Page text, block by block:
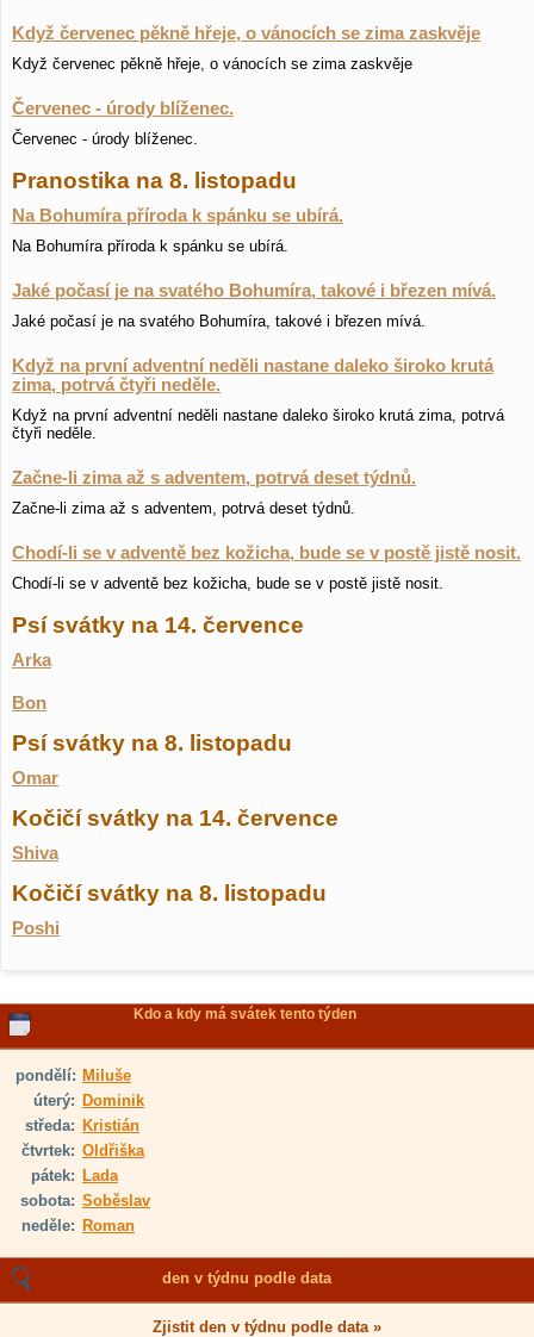
Když červenec pěkně hřeje, o vánocích se zima zaskvěje
Když červenec pěkně hřeje, o vánocích se zima zaskvěje
Červenec - úrody blíženec.
Červenec - úrody blíženec.
Pranostika na 8. listopadu
Na Bohumíra příroda k spánku se ubírá.
Na Bohumíra příroda k spánku se ubírá.
Jaké počasí je na svatého Bohumíra, takové i březen mívá.
Jaké počasí je na svatého Bohumíra, takové i březen mívá.
Když na první adventní neděli nastane daleko široko krutá
zima, potrvá čtyři neděle.
Když na první adventní neděli nastane daleko široko krutá zima, potrvá
čtyři neděle.
Začne-li zima až s adventem, potrvá deset týdnů.
Začne-li zima až s adventem, potrvá deset týdnů.
Chodí-li se v adventě bez kožicha, bude se v postě jistě nosit.
Chodí-li se v adventě bez kožicha, bude se v postě jistě nosit.
Psí svátky na 14. července
Arka
Bon
Psí svátky na 8. listopadu
Omar
Kočičí svátky na 14. července
Shiva
Kočičí svátky na 8. listopadu
Poshi
Kdo a kdy má svátek tento týden
pondělí: Miluše
úterý: Dominik
středa: Kristián
čtvrtek: Oldřiška
pátek: Lada
sobota: Soběslav
neděle: Roman
den v týdnu podle data
Zjistit den v týdnu podle data »